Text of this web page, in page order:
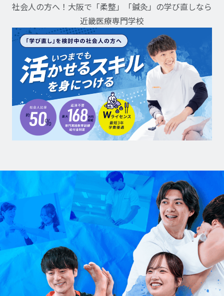
社会人の方へ！大阪で「柔整」「鍼灸」の学び直しなら
近畿医療専門学校